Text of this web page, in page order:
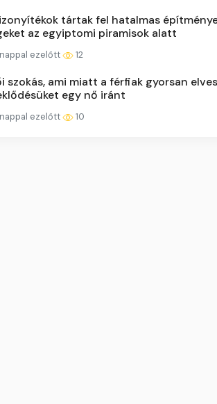
tártak fel hatalmas
az egyiptomi piramisok alatt
ezelőtt 12
szokás, ami miatt a férfiak gyorsan
egy nő iránt
ezelőtt 10